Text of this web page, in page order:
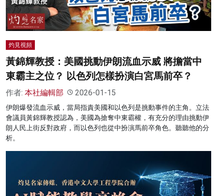
灼見視頻
黃錦輝教授：美國挑動伊朗流血示威 將擔當中
東霸主之位？ 以色列怎樣扮演白宮馬前卒？
作者: 本社編輯部 2026-01-15
伊朗爆發流血示威，當局指責美國和以色列是挑動事件的主角。立法
會議員黃錦輝教授認為，美國為搶奪中東霸權，有充分的理由挑動伊
朗人民上街反對政府，而以色列也從中扮演馬前卒角色。聽聽他的分
析。